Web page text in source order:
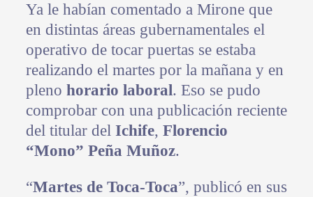
Ya le habían comentado a Mirone que
en distintas áreas gubernamentales el
operativo de tocar puertas se estaba
realizando el martes por la mañana y en
pleno horario laboral. Eso se pudo
comprobar con una publicación reciente
del titular del Ichife, Florencio
“Mono” Peña Muñoz.
“Martes de Toca-Toca”, publicó en sus